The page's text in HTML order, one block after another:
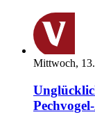
Mittwoch,